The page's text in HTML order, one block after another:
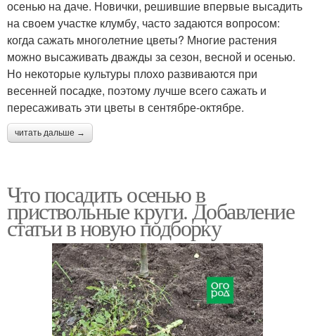
осенью на даче. Новички, решившие впервые высадить
на своем участке клумбу, часто задаются вопросом:
когда сажать многолетние цветы? Многие растения
можно высаживать дважды за сезон, весной и осенью.
Но некоторые культуры плохо развиваются при
весенней посадке, поэтому лучше всего сажать и
пересаживать эти цветы в сентябре-октябре.
читать дальше →
Что посадить осенью в
приствольные круги. Добавление
статьи в новую подборку